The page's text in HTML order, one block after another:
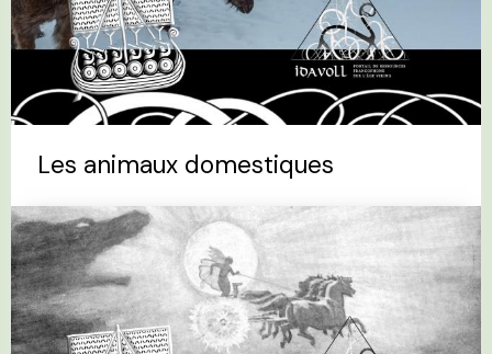
Les animaux domestiques